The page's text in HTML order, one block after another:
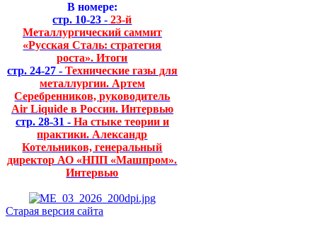
В номере:
стр. 10-23 - 23-й
Металлургический саммит
«Русская Сталь: стратегия
роста». Итоги
стр. 24-27 - Технические газы для
металлургии. Артем
Серебренников, руководитель
Air Liquide в России. Интервью
стр. 28-31 - На стыке теории и
практики. Александр
Котельников, генеральный
директор АО «НПП «Машпром».
Интервью
Старая версия сайта